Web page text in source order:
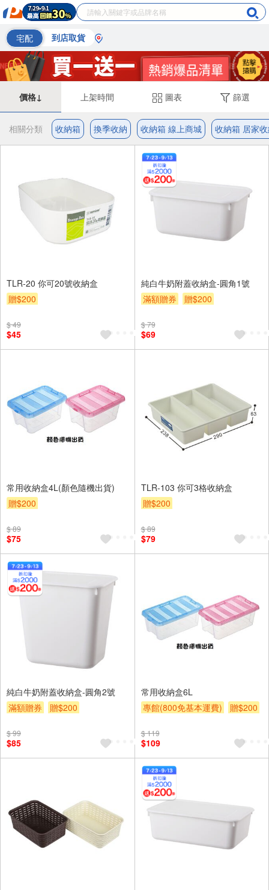
宅配 到店取貨
價格↓ 上架時間 圖表 篩選
相關分類 收納箱 換季收納 收納箱 線上商城 收納箱 居家
TLR-20 你可20號收納盒
贈$200
$ 49
$45
純白牛奶附蓋收納盒-圓角1號
滿額贈券
贈$200
$ 79
$69
常用收納盒4L(顏色隨機出貨)
贈$200
$ 89
$75
TLR-103 你可3格收納盒
贈$200
$ 89
$79
純白牛奶附蓋收納盒-圓角2號
滿額贈券
贈$200
$ 99
$85
常用收納盒6L
專館(800免基本運費)
贈$200
$ 119
$109